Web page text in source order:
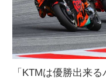
「KTMは優勝出来